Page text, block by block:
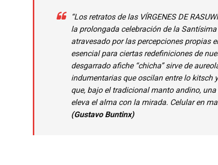
“Los retratos de las VÍRGENES DE
la prolongada celebración de la
atravesado por las percepciones propias
esencial para ciertas redefiniciones de
desgarrado afiche “chicha” sirve de
indumentarias que oscilan entre lo kitsch
que, bajo el tradicional manto andino,
eleva el alma con la mirada. Celular en
(Gustavo Buntinx)